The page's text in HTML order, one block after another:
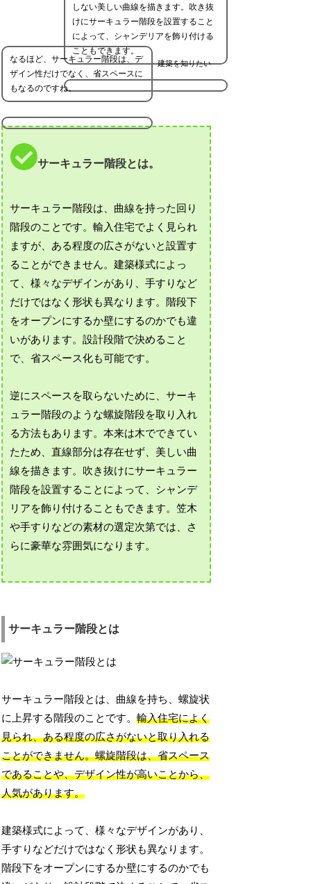
しない美しい曲線を描きます。吹き抜
けにサーキュラー階段を設置すること
によって、シャンデリアを飾り付ける
こともできます。
建築を知りたい
なるほど、サーキュラー階段は、デ
ザイン性だけでなく、省スペースに
もなるのですね。
サーキュラー階段とは。
サーキュラー階段は、曲線を持った回り
階段のことです。輸入住宅でよく見られ
ますが、ある程度の広さがないと設置す
ることができません。建築様式によっ
て、様々なデザインがあり、手すりなど
だけではなく形状も異なります。階段下
をオープンにするか壁にするのかでも違
いがあります。設計段階で決めること
で、省スペース化も可能です。
逆にスペースを取らないために、サーキ
ュラー階段のような螺旋階段を取り入れ
る方法もあります。本来は木でできてい
たため、直線部分は存在せず、美しい曲
線を描きます。吹き抜けにサーキュラー
階段を設置することによって、シャンデ
リアを飾り付けることもできます。笠木
や手すりなどの素材の選定次第では、さ
らに豪華な雰囲気になります。
サーキュラー階段とは
サーキュラー階段とは、曲線を持ち、螺旋状
に上昇する階段のことです。輸入住宅によく
見られ、ある程度の広さがないと取り入れる
ことができません。螺旋階段は、省スペース
であることや、デザイン性が高いことから、
人気があります。
建築様式によって、様々なデザインがあり、
手すりなどだけではなく形状も異なります。
階段下をオープンにするか壁にするのかでも